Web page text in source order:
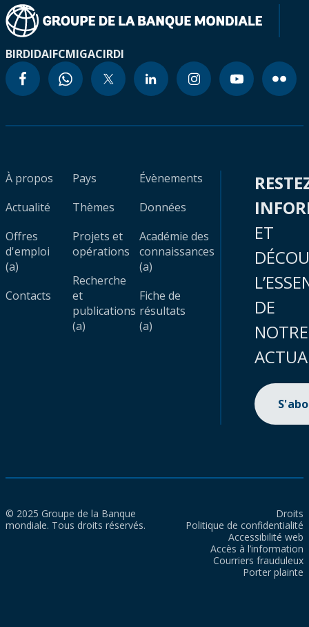
BIRDIDAIFCMIGACIRDI
À propos
Actualité
Offres
d'emploi
(a)
Contacts
Pays
Thèmes
Projets et
opérations
Recherche
et
publications
(a)
Évènements
Données
Académie des
connaissances
(a)
Fiche de
résultats
(a)
ET
DE
NOTRE
© 2025 Groupe de la Banque
mondiale. Tous droits réservés.
Droits
Politique de confidentialité
Accessibilité web
Accès à l’information
Courriers frauduleux
Porter plainte